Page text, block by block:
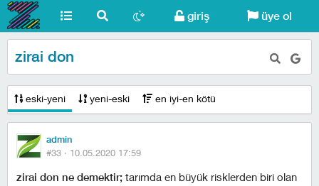
giriş üye ol
zirai don
eski-yeni yeni-eski en iyi-en kötü
admin
#33 · 10.05.2020 17:59
zirai don ne demektir; tarımda en büyük risklerden biri olan